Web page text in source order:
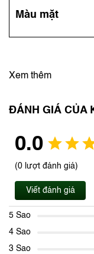
Màu mặt
Xem thêm
ĐÁNH GIÁ CỦA
0.0
(0 lượt đánh giá)
Viết đánh giá
5 Sao
4 Sao
3 Sao